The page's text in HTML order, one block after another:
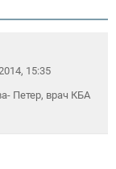
15:35
Петер, врач КБА